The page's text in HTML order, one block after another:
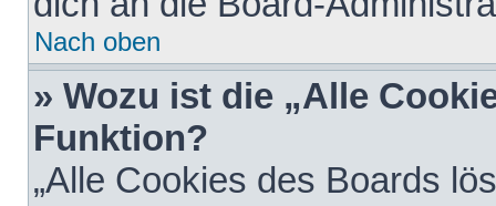
Nach oben
» Wozu ist die „Alle
Funktion?
„Alle Cookies des Boards